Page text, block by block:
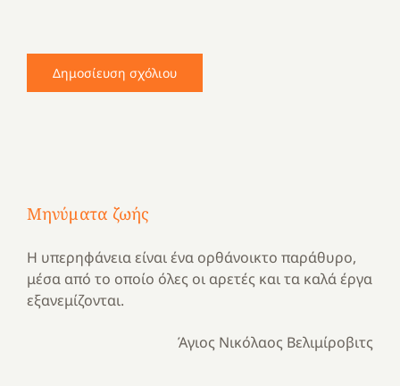
Μηνύματα ζωής
Η υπερηφάνεια είναι ένα ορθάνοικτο παράθυρο,
μέσα από το οποίο όλες οι αρετές και τα καλά έργα
εξανεμίζονται.
Άγιος Νικόλαος Βελιμίροβιτς